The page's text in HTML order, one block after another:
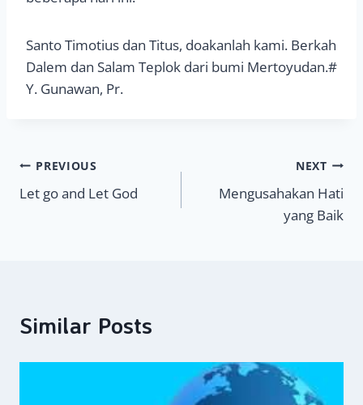
Santo Timotius dan Titus, doakanlah kami. Berkah
Dalem dan Salam Teplok dari bumi Mertoyudan.#
Y. Gunawan, Pr.
Navigasi
pos
PREVIOUS
Let go and Let God
NEXT
Mengusahakan Hati
yang Baik
Similar Posts